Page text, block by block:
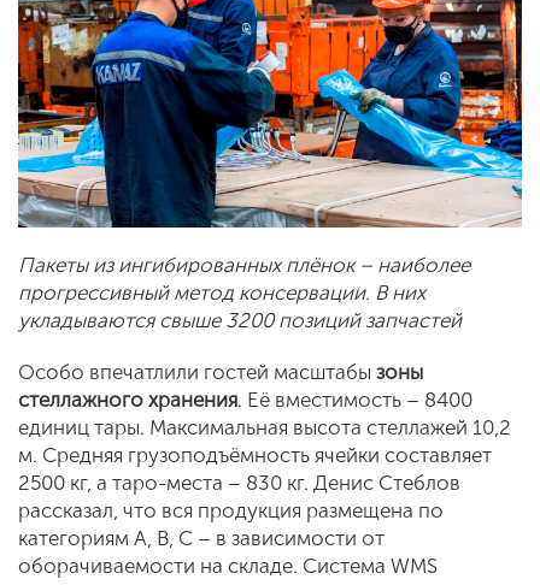
Пакеты из ингибированных плёнок – наиболее
прогрессивный метод консервации. В них
укладываются свыше 3200 позиций запчастей
Особо впечатлили гостей масштабы зоны
стеллажного хранения. Её вместимость – 8400
единиц тары. Максимальная высота стеллажей 10,2
м. Средняя грузоподъёмность ячейки составляет
2500 кг, а таро-места – 830 кг. Денис Стеблов
рассказал, что вся продукция размещена по
категориям А, В, С – в зависимости от
оборачиваемости на складе. Система WMS